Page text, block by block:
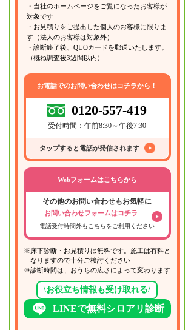
・当社のホームページをご覧になったお客様が
対象です
・お見積りをご提出した個人のお客様に限りま
す（法人のお客様は対象外）
・診断終了後、QUOカードを郵送いたします。
（概ね調査後3週間以内）
お電話でのお問い合わせはコチラから！
0120-557-419
受付時間：午前8:30～午後7:30
タップすると電話が発信されます
Webフォームはこちらから
その他のお問い合わせもお気軽に
お問い合わせフォームはコチラ
電話受付時間外もこちらをご利用ください
※床下診断・お見積りは無料です。施工は有料と
なりますので十分ご検討ください
※診断時間は、おうちの広さによって変わります
\お役立ち情報も受け取れる/
LINEで無料シロアリ診断